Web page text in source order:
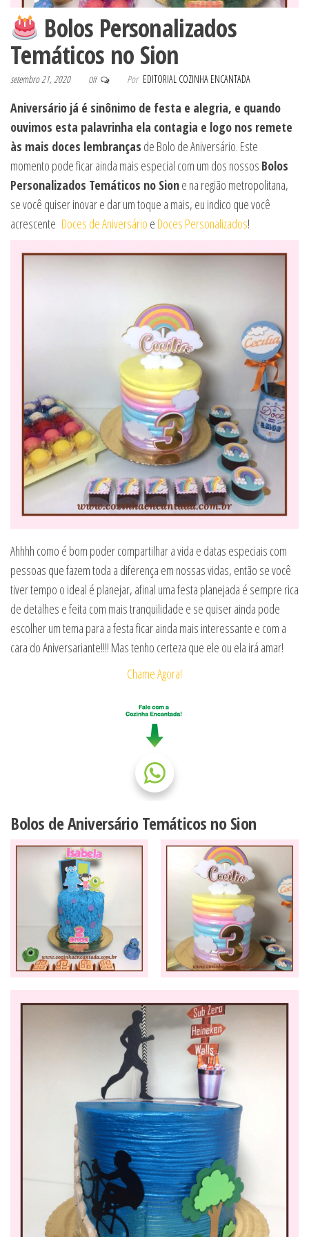
Bolos Personalizados
Temáticos no Sion
setembro 21, 2020 Off Por EDITORIAL COZINHA ENCANTADA
Aniversário já é sinônimo de festa e alegria, e quando
ouvimos esta palavrinha ela contagia e logo nos remete
às mais doces lembranças de Bolo de Aniversário. Este
momento pode ficar ainda mais especial com um dos nossos Bolos
Personalizados Temáticos no Sione na região metropolitana,
se você quiser inovar e dar um toque a mais, eu indico que você
acrescente Doces de Aniversário e Doces Personalizados!
Ahhhh como é bom poder compartilhar a vida e datas especiais com
pessoas que fazem toda a diferença em nossas vidas, então se você
tiver tempo o ideal é planejar, afinal uma festa planejada é sempre rica
de detalhes e feita com mais tranquilidade e se quiser ainda pode
escolher um tema para a festa ficar ainda mais interessante e com a
cara do Aniversariante!!!! Mas tenho certeza que ele ou ela irá amar!
Chame Agora!
Bolos de Aniversário Temáticos no Sion